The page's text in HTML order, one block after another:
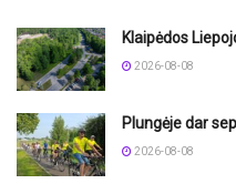
Klaipėdos
2026-08-08
Plungėje dar
2026-08-08